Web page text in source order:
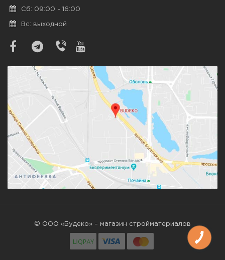
Сб: 09:00 - 16:00
Вс: выходной
© ООО «Будеко» – магазин стройматериалов